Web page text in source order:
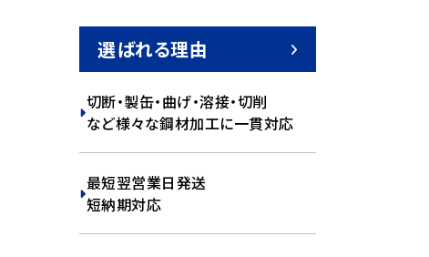
選ばれる理由
切断・製缶・曲げ・溶接・切削
など様々な鋼材加工に一貫対応
最短翌営業日発送
短納期対応